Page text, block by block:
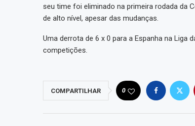
seu time foi eliminado na primeira rodada da
de alto nível, apesar das mudanças.
Uma derrota de 6 x 0 para a Espanha na
competições.
COMPARTILHAR 0